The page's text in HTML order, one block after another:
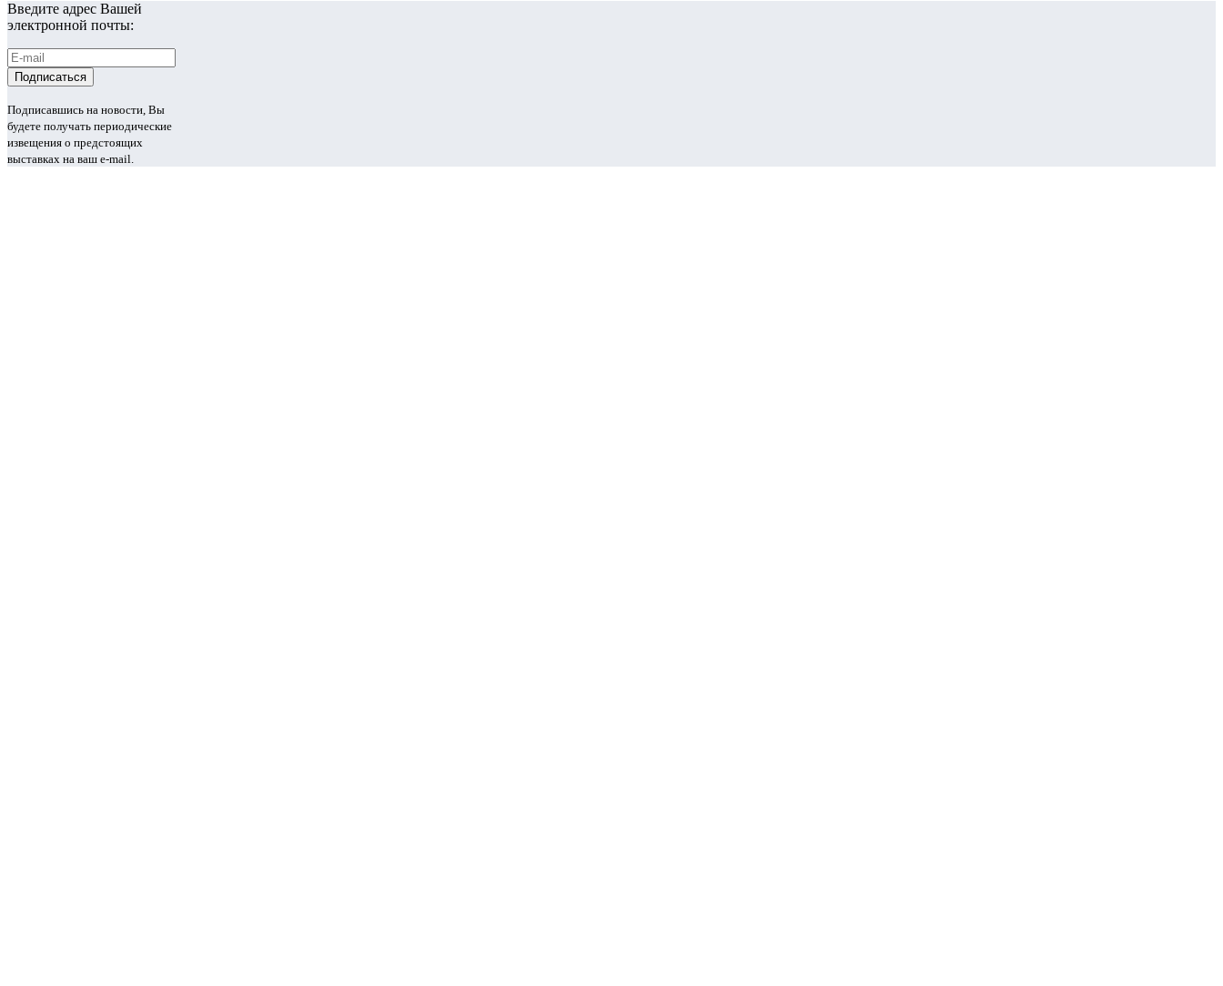
Введите адрес Вашей
электронной почты:
Подписавшись на новости, Вы
будете получать периодические
извещения о предстоящих
выставках на ваш e-mail.